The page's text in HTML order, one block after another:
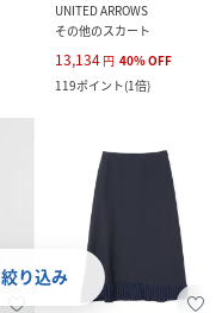
絞り込み
UNITED ARROWS
その他のスカート
13,134 円 40%OFF
119ポイント(1倍)